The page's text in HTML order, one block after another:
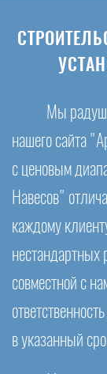
Мы
нашего сайта
с ценовым
Навесов"
каждому
совместной с
в указанный